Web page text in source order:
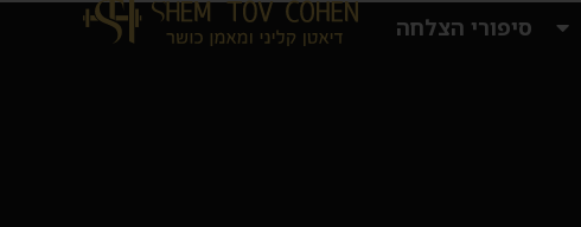
סיפורי הצלחה